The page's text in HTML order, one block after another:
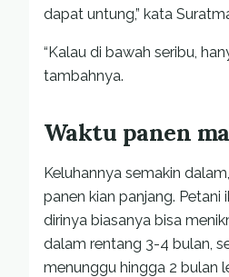
dapat untung,” kata
“Kalau di bawah seribu,
tambahnya.
Waktu panen
Keluhannya semakin
panen kian panjang. Petani
dirinya biasanya bisa
dalam rentang 3-4 bulan,
menunggu hingga 2 bulan